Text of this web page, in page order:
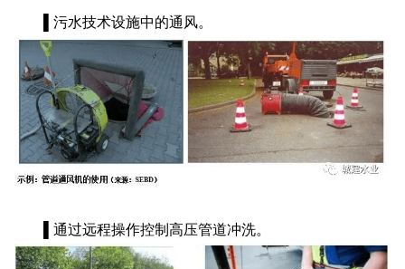
▌污水技术设施中的通风。
▌通过远程操作控制高压管道冲洗。